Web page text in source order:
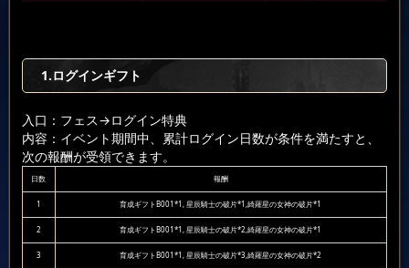
1.ログインギフト
入口：フェス→ログイン特典
内容：イベント期間中、累計ログイン日数が条件を満たすと、
次の報酬が受領できます。
日数 報酬
1 育成ギフトB001*1, 星辰騎士の破片*1,綺羅星の女神の破片*1
2 育成ギフトB001*1, 星辰騎士の破片*2,綺羅星の女神の破片*1
3 育成ギフトB001*1, 星辰騎士の破片*3,綺羅星の女神の破片*2